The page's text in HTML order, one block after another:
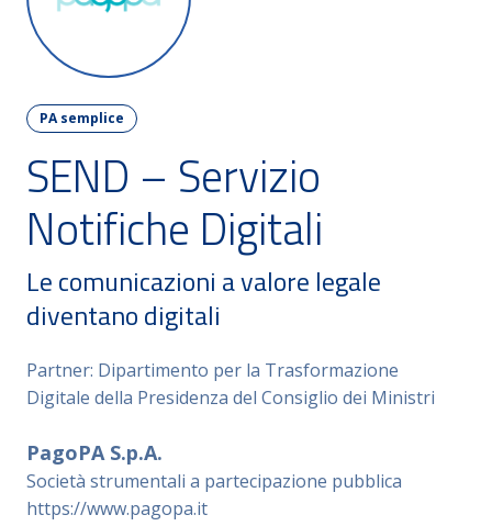
PA semplice
SEND – Servizio
Notifiche Digitali
Le comunicazioni a valore legale
diventano digitali
Partner: Dipartimento per la Trasformazione
Digitale della Presidenza del Consiglio dei Ministri
PagoPA S.p.A.
Società strumentali a partecipazione pubblica
https://www.pagopa.it